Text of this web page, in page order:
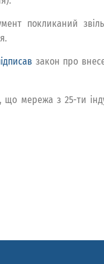
покликаний
закон про
, що мережа з 25-ти